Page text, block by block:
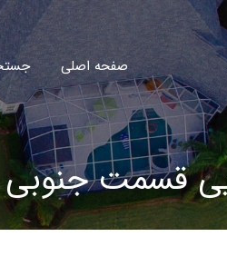
صفحه اصلی
قسمت جنوبی